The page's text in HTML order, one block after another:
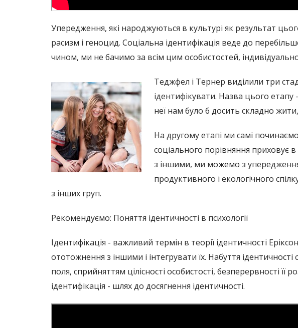
Упередження, які народжуються в культурі як результат
расизм і геноцид. Соціальна ідентифікація веде до
чином, ми не бачимо за всім цим особистостей,
Теджфел і Тернер виділили три
ідентифікувати. Назва цього етапу
неї нам було б досить складно
На другому етапі ми самі
соціального порівняння приховує
з іншими, ми можемо з
продуктивного і екологічного
з інших груп.
Рекомендуємо: Поняття ідентичності в психології
Ідентифікація - важливий термін в теорії ідентичності
ототожнення з іншими і інтегрувати їх. Набуття
поля, сприйняттям цілісності особистості, безперервності
ідентифікація - шлях до досягнення ідентичності.